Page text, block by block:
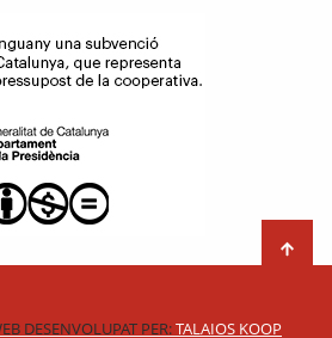
DESENVOLUPAT PER:TALAIOS KOOP